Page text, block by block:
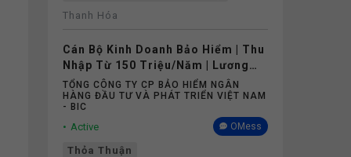
Thanh Hóa
Cán Bộ Kinh Doanh Bảo Hiểm | Thu
Nhập Từ 150 Triệu/Năm | Lương
Cứng Không Phụ Thuộc Doanh Số
TỔNG CÔNG TY CP BẢO HIỂM NGÂN
HÀNG ĐẦU TƯ VÀ PHÁT TRIỂN VIỆT NAM
- BIC
Active OMess
Thỏa Thuận